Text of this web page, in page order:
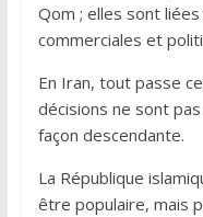
Qom ; elles sont
commerciales et
En Iran, tout passe
décisions ne sont
façon descendante.
La République
être populaire, mais